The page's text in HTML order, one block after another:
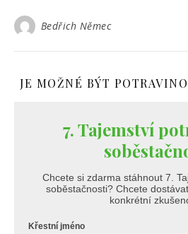
Bedřich Němec
JE MOŽNÉ BÝT
7. Tajemství
Chcete si zdarma stáhnout 7.
soběstačnosti? Chcete
konkrétní
Křestní jméno